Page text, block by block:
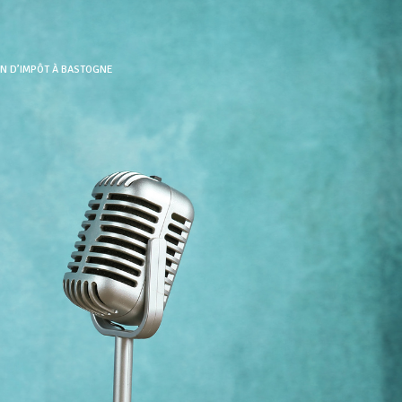
D’IMPÔT À BASTOGNE